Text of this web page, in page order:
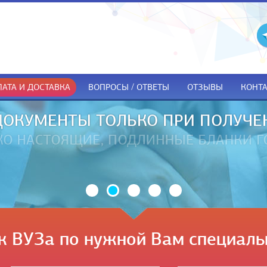
И ДОСТАВКА ВОПРОСЫ / ОТВЕТЫ ОТЗЫВЫ
ТОЛЬКО ПРИ
ВУЗа по нужной Вам